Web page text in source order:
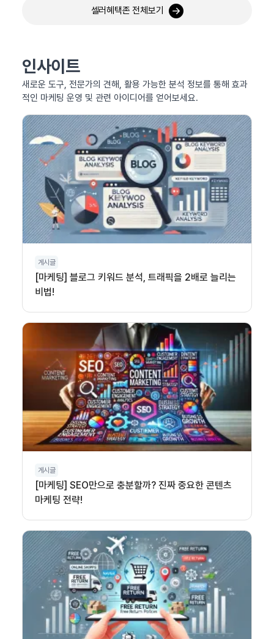
셀러혜택존 전체보기
인사이트
새로운 도구, 전문가의 견해, 활용 가능한 분석 정보를 통해 효과
적인 마케팅 운영 및 관련 아이디어를 얻어보세요.
게시글
[마케팅] 블로그 키워드 분석, 트래픽을 2배로 늘리는
비법!
게시글
[마케팅] SEO만으로 충분할까? 진짜 중요한 콘텐츠
마케팅 전략!